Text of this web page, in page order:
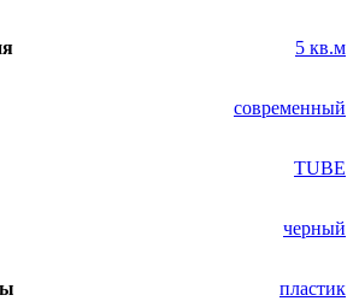
5 кв.м
современный
TUBE
черный
пластик